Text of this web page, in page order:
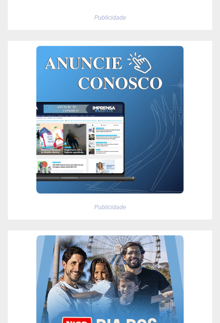
Publicidade
Publicidade